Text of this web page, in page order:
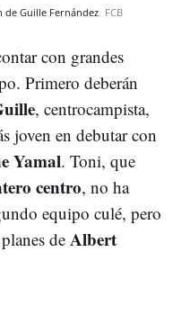
de Guille Fernández FCB
con grandes
Primero deberán
, centrocampista,
joven en debutar con
Yamal. Toni, que
centro, no ha
equipo culé, pero
de Albert